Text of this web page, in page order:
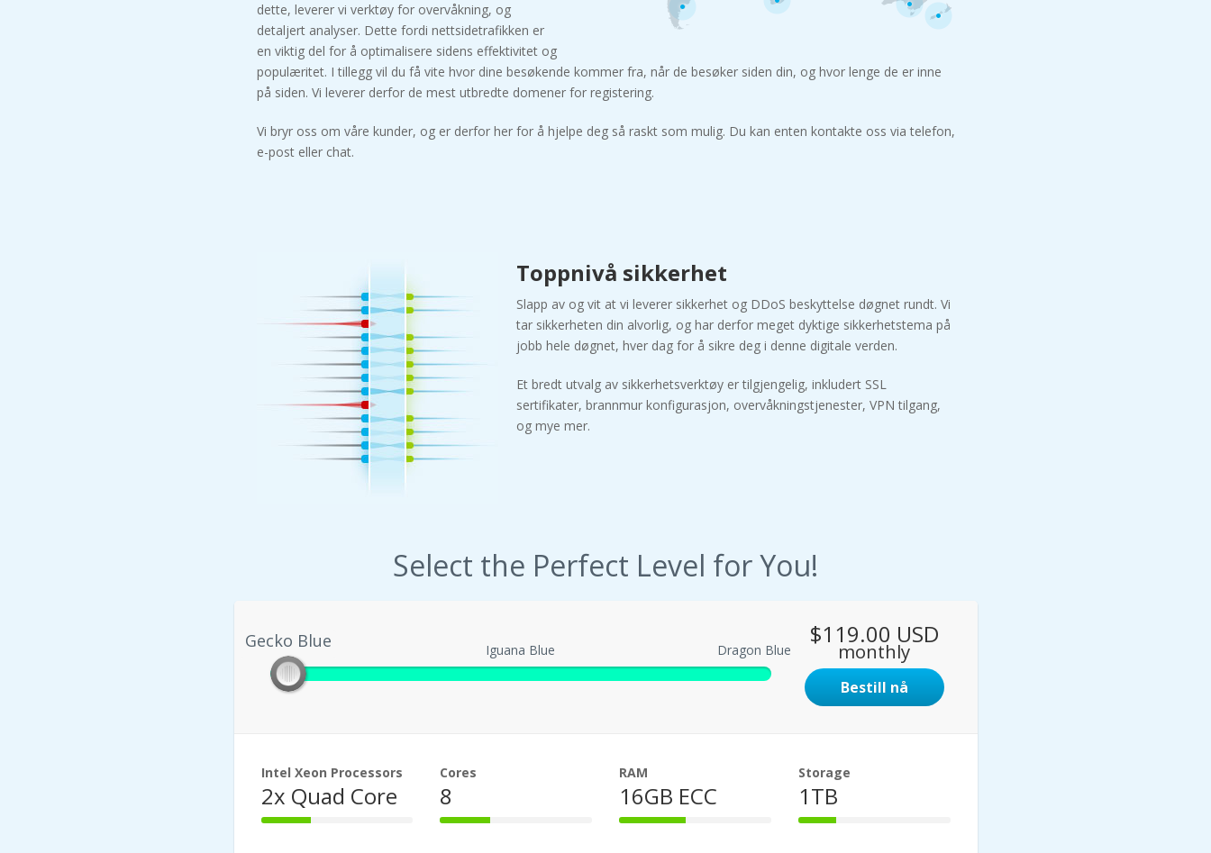
dette, leverer vi verktøy for overvåkning, og
detaljert analyser. Dette fordi nettsidetrafikken er
en viktig del for å optimalisere sidens effektivitet og
populæritet. I tillegg vil du få vite hvor dine besøkende kommer fra, når de besøker siden din, og hvor lenge de er inne
på siden. Vi leverer derfor de mest utbredte domener for registering.
Vi bryr oss om våre kunder, og er derfor her for å hjelpe deg så raskt som mulig. Du kan enten kontakte oss via telefon,
e-post eller chat.
Toppnivå sikkerhet
Slapp av og vit at vi leverer sikkerhet og DDoS beskyttelse døgnet rundt. Vi
tar sikkerheten din alvorlig, og har derfor meget dyktige sikkerhetstema på
jobb hele døgnet, hver dag for å sikre deg i denne digitale verden.
Et bredt utvalg av sikkerhetsverktøy er tilgjengelig, inkludert SSL
sertifikater, brannmur konfigurasjon, overvåkningstjenester, VPN tilgang,
og mye mer.
Select the Perfect Level for You!
Gecko Blue
Gecko Blue Iguana Blue Dragon Blue
$119.00 USD
monthly
Bestill nå
Intel Xeon Processors
2x Quad Core
33%
Cores
8
33%
RAM
16GB ECC
44%
Storage
1TB
25%